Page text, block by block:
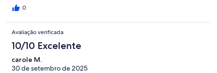
0
Avaliação verificada
10/10 Excelente
carole M.
30 de setembro de 2025